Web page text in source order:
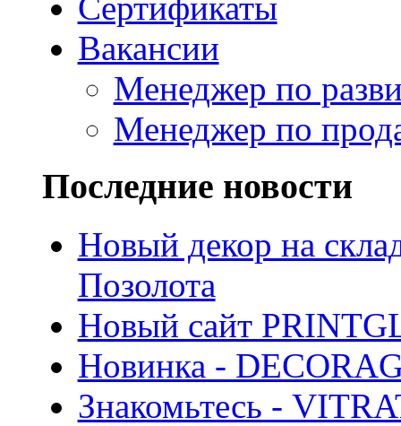
Вакансии
Менеджер по
Менеджер по
Последние новости
Новый декор на
Позолота
Новый сайт
Новинка -
Знакомьтесь -